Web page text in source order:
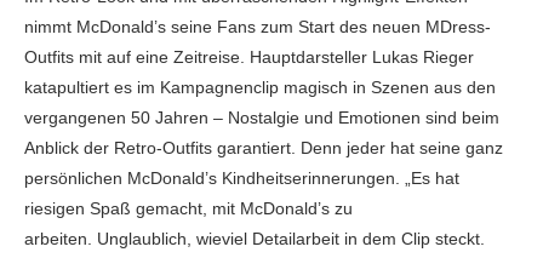
nimmt McDonald’s seine Fans zum Start des neuen MDress-
Outfits mit auf eine Zeitreise. Hauptdarsteller Lukas Rieger
katapultiert es im Kampagnenclip magisch in Szenen aus den
vergangenen 50 Jahren – Nostalgie und Emotionen sind beim
Anblick der Retro-Outfits garantiert. Denn jeder hat seine ganz
persönlichen McDonald’s Kindheitserinnerungen. „Es hat
riesigen Spaß gemacht, mit McDonald’s zu
arbeiten. Unglaublich, wieviel Detailarbeit in dem Clip steckt.